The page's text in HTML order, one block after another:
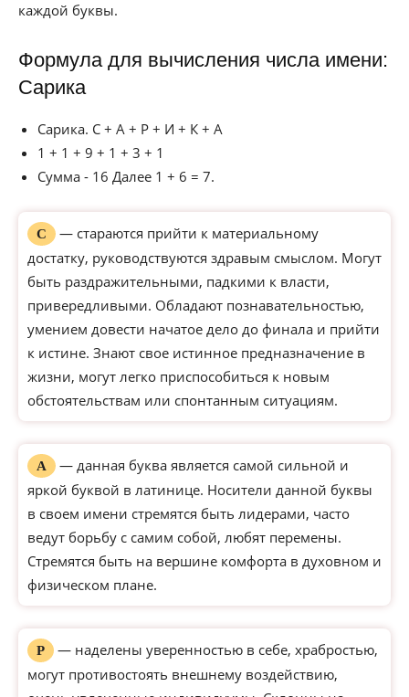
каждой буквы.
Формула для вычисления числа имени:
Сарика
Сарика. С + А + Р + И + К + А
1 + 1 + 9 + 1 + 3 + 1
Сумма - 16 Далее 1 + 6 = 7.
С
— стараются прийти к материальному
достатку, руководствуются здравым смыслом. Могут
быть раздражительными, падкими к власти,
привередливыми. Обладают познавательностью,
умением довести начатое дело до финала и прийти
к истине. Знают свое истинное предназначение в
жизни, могут легко приспособиться к новым
обстоятельствам или спонтанным ситуациям.
А
— данная буква является самой сильной и
яркой буквой в латинице. Носители данной буквы
в своем имени стремятся быть лидерами, часто
ведут борьбу с самим собой, любят перемены.
Стремятся быть на вершине комфорта в духовном и
физическом плане.
Р
— наделены уверенностью в себе, храбростью,
могут противостоять внешнему воздействию,